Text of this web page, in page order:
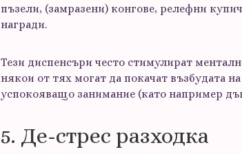
пъзели, (замразени) конгове, релефни
награди.
Тези диспенсъри често стимулират
някои от тях могат да покачат възбудата
успокояващо занимание (като например
5. Де-стрес разходка